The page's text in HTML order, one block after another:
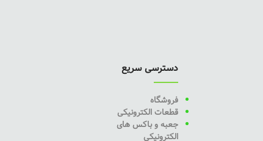
دسترسی سریع
فروشگاه
قطعات الکترونیکی
جعبه و باکس های
الکترونیکی